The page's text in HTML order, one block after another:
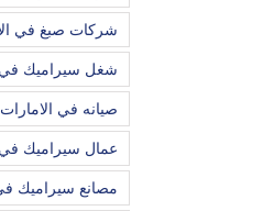
شركات صبغ في
شغل سيراميك في
صيانه في الامارات
عمال سيراميك في
مصانع سيراميك